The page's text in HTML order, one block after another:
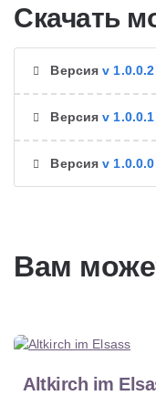
Скачать
Версияv 1.0.0.2
Версияv 1.0.0.1
Версияv 1.0.0.0
Вам
Altkirch im